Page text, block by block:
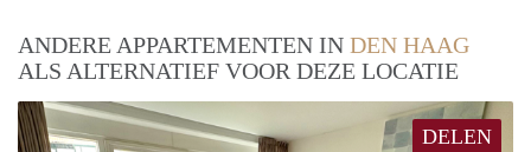
ANDERE APPARTEMENTEN IN DEN HAAG
ALS ALTERNATIEF VOOR DEZE LOCATIE
DELEN